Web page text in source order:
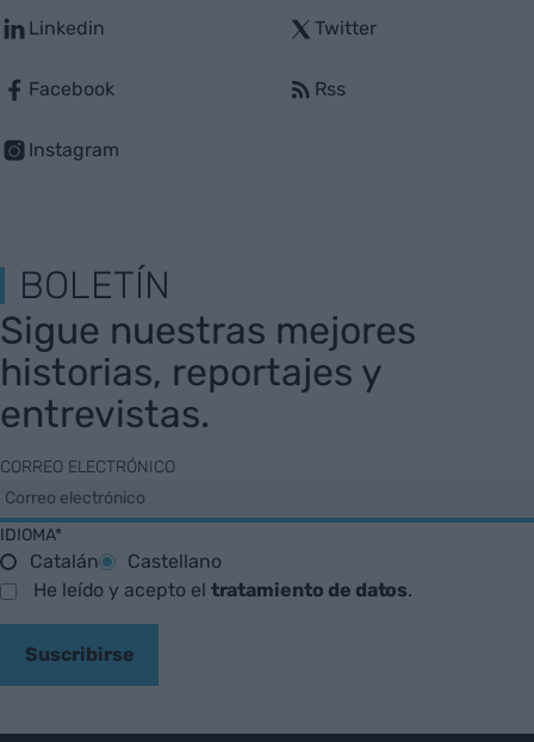
Linkedin
Facebook
Instagram
Twitter
Rss
BOLETÍN
Sigue nuestras mejores
historias, reportajes y
entrevistas.
CORREO ELECTRÓNICO
IDIOMA*
Catalán
Castellano
He leído y acepto el tratamiento de datos.
Suscribirse